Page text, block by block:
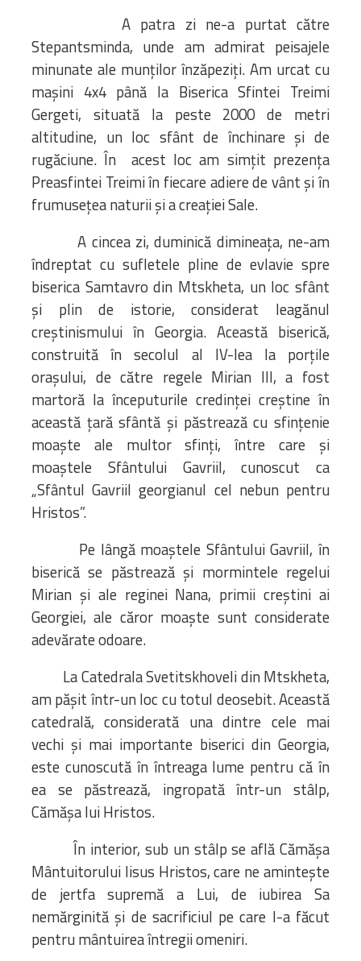
A patra zi ne-a purtat către
Stepantsminda, unde am admirat peisajele
minunate ale munților înzăpeziți. Am urcat cu
mașini 4x4 până la Biserica Sfintei Treimi
Gergeti, situată la peste 2000 de metri
altitudine, un loc sfânt de închinare și de
rugăciune. În acest loc am simțit prezența
Preasfintei Treimi în fiecare adiere de vânt și în
frumusețea naturii și a creației Sale.
A cincea zi, duminică dimineața, ne-am
îndreptat cu sufletele pline de evlavie spre
biserica Samtavro din Mtskheta, un loc sfânt
și plin de istorie, considerat leagănul
creștinismului în Georgia. Această biserică,
construită în secolul al IV-lea la porțile
orașului, de către regele Mirian III, a fost
martoră la începuturile credinței creștine în
această țară sfântă și păstrează cu sfințenie
moaște ale multor sfinți, între care și
moaștele Sfântului Gavriil, cunoscut ca
„Sfântul Gavriil georgianul cel nebun pentru
Hristos”.
Pe lângă moaștele Sfântului Gavriil, în
biserică se păstrează și mormintele regelui
Mirian și ale reginei Nana, primii creștini ai
Georgiei, ale căror moaște sunt considerate
adevărate odoare.
La Catedrala Svetitskhoveli din Mtskheta,
am pășit într-un loc cu totul deosebit. Această
catedrală, considerată una dintre cele mai
vechi și mai importante biserici din Georgia,
este cunoscută în întreaga lume pentru că în
ea se păstrează, ingropată într-un stâlp,
Cămășa lui Hristos.
În interior, sub un stâlp se află Cămășa
Mântuitorului Iisus Hristos, care ne amintește
de jertfa supremă a Lui, de iubirea Sa
nemărginită și de sacrificiul pe care l-a făcut
pentru mântuirea întregii omeniri.